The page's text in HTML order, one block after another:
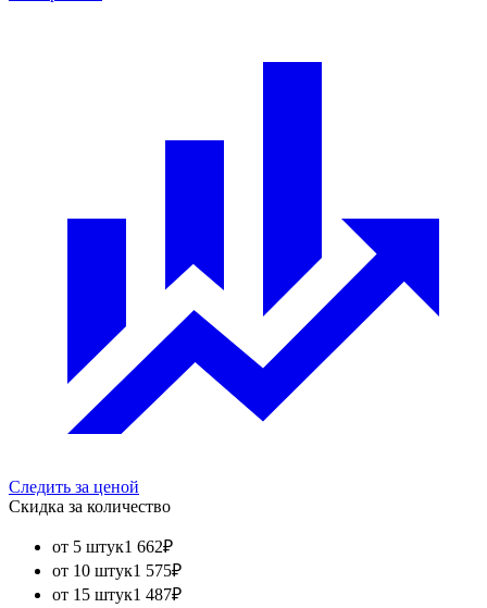
Следить за ценой
Скидка за количество
от 5 штук1 662₽
от 10 штук1 575₽
от 15 штук1 487₽